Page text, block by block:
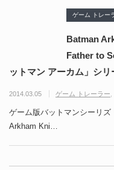
ゲーム トレー
Batman
Father to
ットマン アーカム」シ
2014.03.05 ゲーム トレーラー
ゲーム版バットマンシーリ
Arkham Kni…